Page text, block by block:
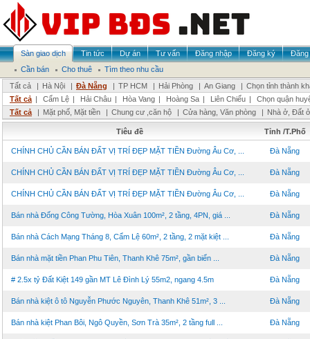
Sàn giao dịch Tin tức Dự án Tư vấn Đăng nhập Đăng ký
Đăng
Cần bán
Cho thuê
Tìm theo nhu cầu
Tất cả
| Hà Nội | Đà Nẵng | TP HCM | Hải Phòng | An Giang | Chọn tỉnh thành
Tất cả | Cẩm Lệ | Hải Châu | Hòa Vang | Hoàng Sa | Liên Chiểu |
Chọn quận
Tất cả
| Mặt phố, Mặt tiền | Chung cư ,căn hộ | Cửa hàng, Văn phòng | Nhà ở, Đất ở
Tiêu đề Tỉnh /T.Phố
CHÍNH CHỦ CẦN BÁN ĐẤT VỊ TRÍ ĐẸP MẶT TIỀN Đường Âu Cơ, ... Đà Nẵng
CHÍNH CHỦ CẦN BÁN ĐẤT VỊ TRÍ ĐẸP MẶT TIỀN Đường Âu Cơ, ... Đà Nẵng
CHÍNH CHỦ CẦN BÁN ĐẤT VỊ TRÍ ĐẸP MẶT TIỀN Đường Âu Cơ, ... Đà Nẵng
Bán nhà Đống Công Tường, Hòa Xuân 100m², 2 tầng, 4PN, giá ... Đà Nẵng
Bán nhà Cách Mạng Tháng 8, Cẩm Lệ 60m², 2 tầng, 2 mặt kiệt ... Đà Nẵng
Bán nhà mặt tiền Phan Phu Tiên, Thanh Khê 75m², gần biển ... Đà Nẵng
# 2.5x tỷ Đất Kiệt 149 gần MT Lê Đình Lý 55m2, ngang 4.5m Đà Nẵng
Bán nhà kiệt ô tô Nguyễn Phước Nguyên, Thanh Khê 51m², 3 ... Đà Nẵng
Bán nhà kiệt Phan Bôi, Ngô Quyền, Sơn Trà 35m², 2 tầng full ... Đà Nẵng